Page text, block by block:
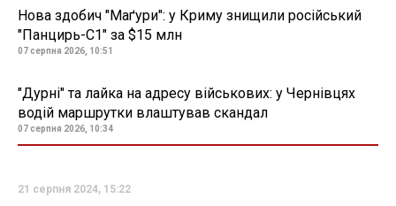
Нова здобич "Маґури": у Криму знищили російський
"Панцирь-С1" за $15 млн
07 серпня 2026, 10:51
"Дурні" та лайка на адресу військових: у Чернівцях
водій маршрутки влаштував скандал
07 серпня 2026, 10:34
21 серпня 2024, 15:22